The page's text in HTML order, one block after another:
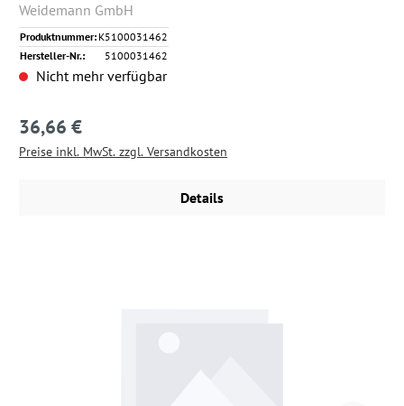
Weidemann GmbH
Produktnummer: K5100031462
Hersteller-Nr.:
5100031462
Nicht mehr verfügbar
Regulärer Preis:
36,66 €
Preise inkl. MwSt. zzgl. Versandkosten
Details